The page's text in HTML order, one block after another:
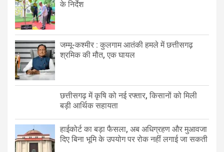
के निर्देश
जम्मू-कश्मीर : कुलगाम आतंकी हमले में छत्तीसगढ़
श्रमिक की मौत, एक घायल
छत्तीसगढ़ में कृषि को नई रफ्तार, किसानों को मिली
बड़ी आर्थिक सहायता
हाईकोर्ट का बड़ा फैसला, अब अधिग्रहण और मुआवजा
दिए बिना भूमि के उपयोग पर रोक नहीं लगाई जा सकती